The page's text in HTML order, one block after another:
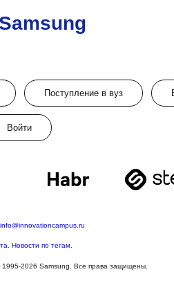
Поступление в вуз
Войти
info@innovationcampus.ru
Новости по тегам
1995-2026 Samsung. Все права защищены.